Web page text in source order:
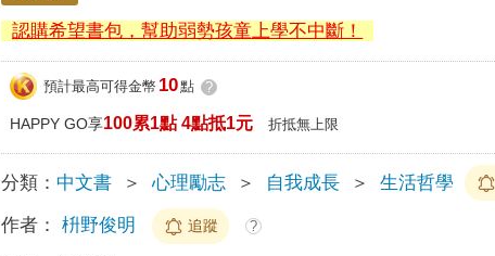
認購希望書包，幫助弱勢孩童上學不中斷！
預計最高可得金幣 10點 ?
HAPPY GO享100累1點 4點抵1元 折抵無上限
分類： 中文書 ＞ 心理勵志 ＞ 自我成長 ＞ 生活哲學
作者： 枡野俊明 追蹤 ?